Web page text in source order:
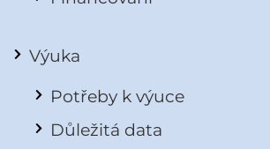
Výuka
Potřeby k výuce
Důležitá data